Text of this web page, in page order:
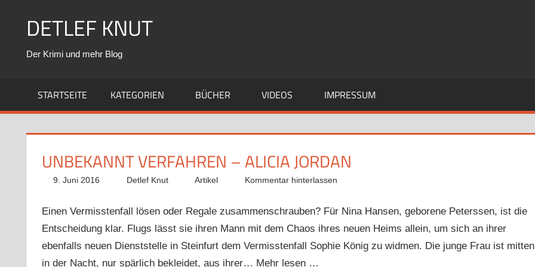
DETLEF KNUT
Der Krimi und mehr Blog
STARTSEITE KATEGORIEN BÜCHER VIDEOS IMPRESSUM
UNBEKANNT VERFAHREN – ALICIA JORDAN
9. Juni 2016 Detlef Knut Artikel Kommentar hinterlassen
Einen Vermisstenfall lösen oder Regale zusammenschrauben? Für Nina Hansen, geborene Peterssen, ist die
Entscheidung klar. Flugs lässt sie ihren Mann mit dem Chaos ihres neuen Heims allein, um sich an ihrer
ebenfalls neuen Dienststelle in Steinfurt dem Vermisstenfall Sophie König zu widmen. Die junge Frau ist mitten
in der Nacht, nur spärlich bekleidet, aus ihrer… Mehr lesen …